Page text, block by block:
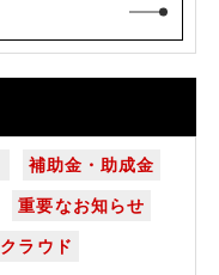
補助金・助成金
重要なお知らせ
クラウド